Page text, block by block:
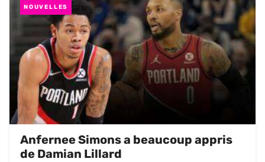
NOUVELLES
Anfernee Simons a beaucoup appris
de Damian Lillard